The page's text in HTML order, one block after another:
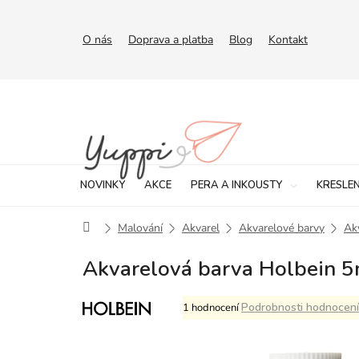
O nás Doprava a platba Blog Kontakt
NOVINKY AKCE PERA A INKOUSTY
DomůMalování Akvarel Akvarelové barvy
Akvarelová barva Holbein
Průměrné
hodnocení
1 hodnoceníPodrobnosti hodnocení